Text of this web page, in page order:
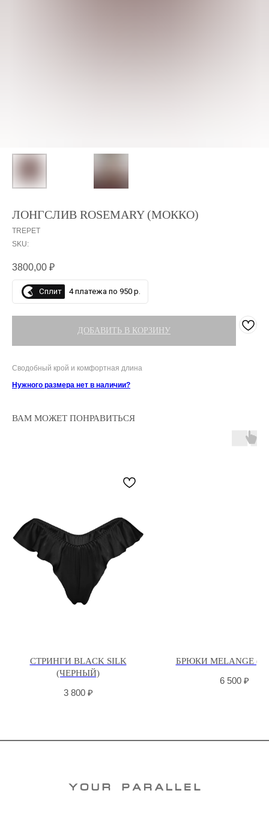
ЛОНГСЛИВ ROSEMARY (МОККО)
TREPET
SKU:
3800,00 ₽
Сплит 4 платежа по 950 р.
ДОБАВИТЬ В КОРЗИНУ
Сводобный крой и комфортная длина
Нужного размера нет в наличии?
ВАМ МОЖЕТ ПОНРАВИТЬСЯ
СТРИНГИ BLACK SILK
(ЧЕРНЫЙ)
3 800 ₽
БРЮКИ MELANGE
6 500 ₽